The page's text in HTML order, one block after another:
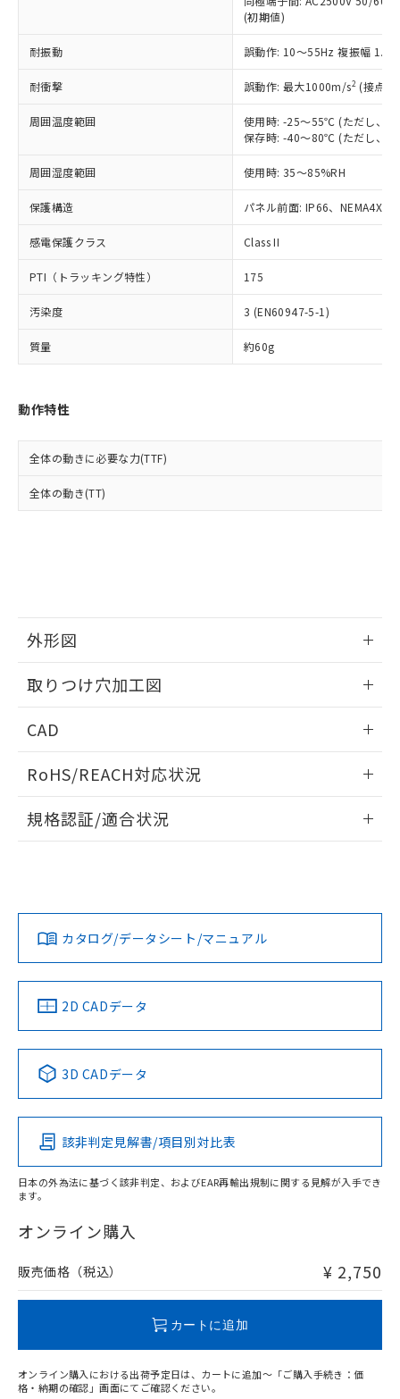
(初期値)
耐振動 誤動作: 10～55Hz 複振幅
耐衝撃 誤動作: 最大1000m/s2 (接点
周囲温度範囲
使用時: -25～55℃ (ただし、氷
保存時: -40～80℃ (ただし、氷
周囲湿度範囲 使用時: 35～85%RH
保護構造 パネル前面: IP66、NEMA4X,
感電保護クラス Class II
PTI（トラッキング特性） 175
汚染度 3 (EN60947-5-1)
質量 約60g
動作特性
全体の動きに必要な力(TTF)
全体の動き(TT)
外形図
取りつけ穴加工図
CAD
ドすることができます。
ログイン/会員登録
ダウンロードデータをご利用いただく前に、以下を必ずお読
みください。
ソフトウェアの使用条件
RoHS/REACH対応状況
EU RoHS 注意事項・凡例
対応済み
中国 RoHS 注意事項・凡例
Pb Hg Cd Cr(VI)
O
在庫等で未対応品が混在する可能性があります。
問い合わせください。
規格認証/適合状況
LR型式承認
（イギリス
船舶規格）
DNV型式承認
（ノルウェー
BV型式承認
（フランス
KR型式
（韓国
No No No No
この製品の規格認証/適合状況ページへ
その他の認証はこちらのページからご検索ください
カタログ/データシート/マニュアル
2D CADデータ
3D CADデータ
該非判定見解書/項目別対比表
日本の外為法に基づく該非判定、およびEAR再輸出規制に関する見解が入手でき
ます。
オンライン購入
販売価格（税込） ¥ 2,750
カートに追加
オンライン購入における出荷予定日は、カートに追加～「ご購入手続き：価
格・納期の確認」画面にてご確認ください。
在庫状況および標準価格照会結果は、
記載している更新日時点での社内デー
タに基づき作成されるものであり、閲
覧された時点での実際の在庫および標
準価格とは異なる場合があることをご
正式な納期状況および標準価格はお客
様のお取引先、またはお客様担当のオ
ムロン制御機器販売店・当社販売員に
オムロン制御機器販売店や当社販売拠
販売ネットワーク
」をご確認
在庫状況および標準価格結果を当社の
事前の承諾なく第三者に漏洩または開
示しないようお願いします。
マイパーツ機能（部品リスト作成サー
ビス）をご利用いただくには、I-Web
メンバーズにご登録されている必要が
あります。
品・サービスに関するお客様との取
引・商談に必要な範囲で利用すること
※当社の共同利用者とは、
の共同利用に関して"
の「1.共同利
鉛(Pb) 1000ppm以下、 水銀(Hg) 1000ppm以下、 カド
類(PBB) 1000ppm以下、ポリ臭化ジフェニルエーテル類
(PBDE) 1000ppm以下、フタル酸ビス(2-エチルヘキシ
ル) (DEHP)(別名：DOP) 1000ppm以下、フタル酸ブチ
ルベンジル（BBP） 1000ppm以下、フタル酸ジブチル
（DBP） 1000ppm以下、フタル酸ジイソブチル
但し、RoHS指令で産業用監視および制御機器に対する
図的な使用がないことを確認しています。
部品在庫の切り替え状況などにより、予定
月が前後することがあります。
とができます。
EU RoHS指令（10物質）の非含有証明書
51物質の非含有証明書（当社基準）
荷製品に未対応品が混在することから備考
欄に対応日を記載しておりました。
既に当社にて対応品への在庫切替を完了
していることから、特段のことがない限
り、2022年1月12日より割愛しておりま
*中国RoHS10物質の基準値 (GB/T26572)：
Pb(鉛) :1000ppm、 Hg(水銀) : 1000ppm、 Cd(カドミウ
Cr(Ⅵ)(六価クロム) : 1000ppm、 PBBs(ポリ臭化ビフェ
ニル類) : 1000ppm、 PBDEs(ポリ臭化ジフェニルエーテ
ル類) : 1000ppm、
DBP(フタル酸ジブチル) : 1000ppm、 DIBP(フタル酸ジ
イソブチル) : 1000ppm、 BBP(フタル酸ブチルベンジ
DEHP(フタル酸ビス(2-エチルヘキシル)) : 1000ppm
「ｅ」：有害物質（10物質）のすべてが基
準値以下であることを示します。
「10」：通常の使用状況下において有害物
質が外部に漏えいし、環境に深刻な影響を
及ぼさない年数を意味します。
「－」：未確認です。当社販売部門へお問
（以下｢規制貨物等」という）を輸出
または国外への提供する場合は、日本
国政府の輸出許可(または役務取引許
可)を取得するなどの必要な手続きを
当社は規制貨物を破棄する場合は、完
全に破砕するなど、違法に輸出されな
いよう必要な手段を講じます。
当社は貴社製品を、核兵器、ミサイ
ル、化学兵器、生物兵器またはその他
武器並びにこれらの製造装置等に一切
当社は、貴社製品を第三者に販売する
場合は、上記1、2および3の内容を当
該第三者に通知します。また当社は、
販売先および販売に係わる関係者が違
法に輸出するおそれがある場合は、取
り引きをいたしません。
合意する
一定数以上の在庫あり
一定数には満たないが在庫あり
在庫なし(最新の在庫状況につ
いては、お客様のお取引先、ま
たはお客様担当のオムロン制御
機器販売店・当社販売員にご確
認ください)
受注生産機種、また在庫状況の
情報を公開していない機種